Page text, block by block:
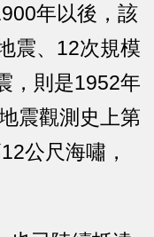
年以後，該
震、12次規模
，則是1952年
震觀測史上第
公尺海嘯，